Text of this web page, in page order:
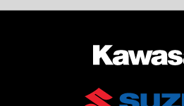
AUKTORISERAD